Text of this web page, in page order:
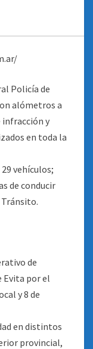
Policía de
alómetros a
infracción y
en toda la
vehículos;
de conducir
de
Evita por el
y 8 de
en distintos
provincial,